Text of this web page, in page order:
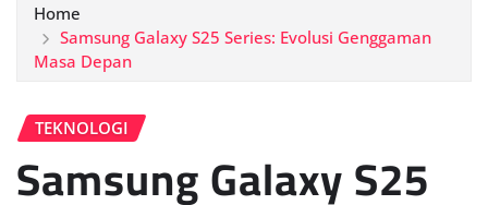
Home
Samsung Galaxy S25 Series: Evolusi Genggaman
Masa Depan
TEKNOLOGI
Samsung Galaxy S25